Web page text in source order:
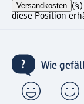
Versandkosten
diese Position
Wie